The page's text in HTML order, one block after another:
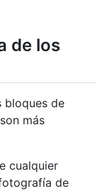
de los
bloques de
más
cualquier
de